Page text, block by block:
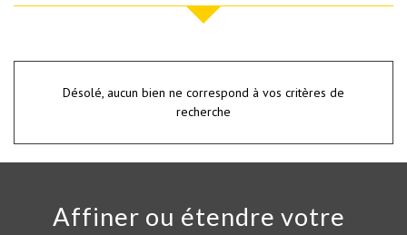
Désolé, aucun bien ne correspond à vos critères de
recherche
Affiner ou étendre votre